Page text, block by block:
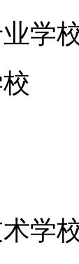
学
学